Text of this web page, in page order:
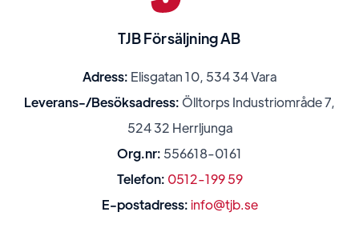
TJB Försäljning AB
Adress: Elisgatan 10, 534 34 Vara
Leverans-/Besöksadress: Ölltorps Industriområde 7,
524 32 Herrljunga
Org.nr: 556618-0161
Telefon: 0512-199 59
E-postadress: info@tjb.se